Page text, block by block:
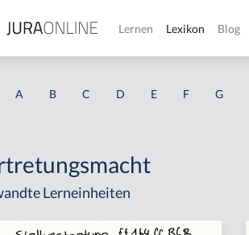
Lernen Lexikon Blog
A B C D E F G
Lerneinheiten